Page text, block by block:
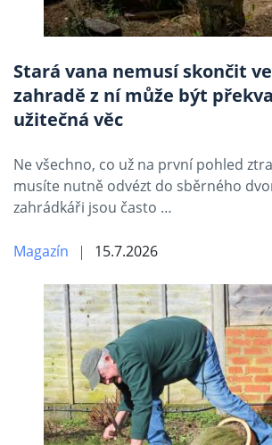
Stará vana nemusí skončit
zahradě z ní může být
užitečná věc
Ne všechno, co už na první pohled
musíte nutně odvézt do sběrného
zahrádkáři jsou často …
Magazín 15.7.2026